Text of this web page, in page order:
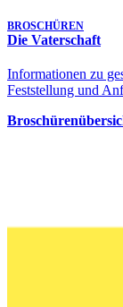
BROSCHÜREN
Die Vaterschaft
Informationen zu
Feststellung und